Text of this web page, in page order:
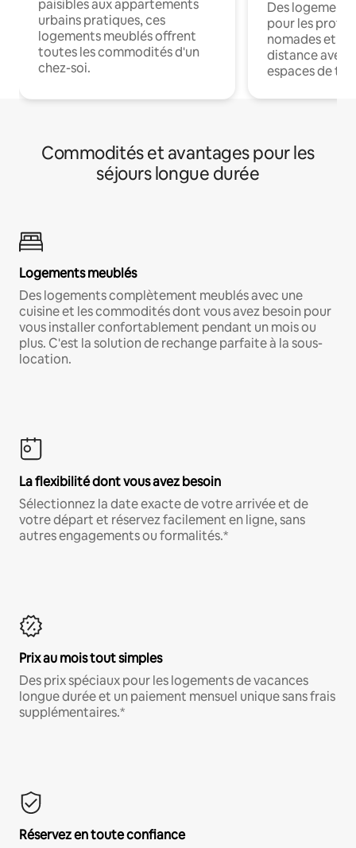
paisibles aux appartements
urbains pratiques, ces
logements meublés offrent
toutes les commodités d'un
chez-soi.
Des
pour les
nomades et
distance avec
espaces de
Commodités et avantages pour les
séjours longue durée
Logements meublés
Des logements complètement meublés avec une
cuisine et les commodités dont vous avez besoin pour
vous installer confortablement pendant un mois ou
plus. C'est la solution de rechange parfaite à la sous-
location.
La flexibilité dont vous avez besoin
Sélectionnez la date exacte de votre arrivée et de
votre départ et réservez facilement en ligne, sans
autres engagements ou formalités.*
Prix au mois tout simples
Des prix spéciaux pour les logements de vacances
longue durée et un paiement mensuel unique sans frais
supplémentaires.*
Réservez en toute confiance